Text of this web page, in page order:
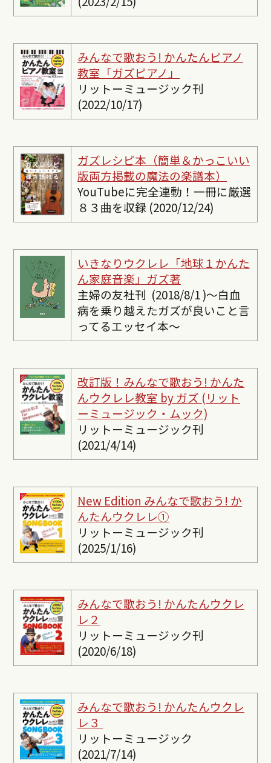
みんなで歌おう! かんたんピアノ
教室「ガズピアノ」
リットーミュージック刊
(2022/10/17)
ガズレシピ本（簡単＆かっこいい
版両方掲載の魔法の楽譜本）
YouTubeに完全連動！一冊に厳選
８３曲を収録 (2020/12/24)
いきなりウクレレ「地球１かんた
ん家庭音楽」ガズ著
主婦の友社刊 (2018/8/1 )〜白血
病を乗り越えたガズが良いこと言
ってるエッセイ本〜
改訂版！みんなで歌おう! かんた
んウクレレ教室 by ガズ (リット
ーミュージック・ムック)
リットーミュージック刊
(2021/4/14)
New Edition みんなで歌おう! か
んたんウクレレ①
リットーミュージック刊
(2025/1/16)
みんなで歌おう! かんたんウクレ
レ２
リットーミュージック刊
(2020/6/18)
みんなで歌おう! かんたんウクレ
レ３
リットーミュージック
(2021/7/14)